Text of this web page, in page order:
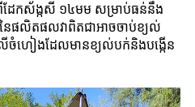
ដែកស័ង្កសី ១៤មម សម្រាប់ធន់នឹង
ៃផលិតផលវាពិតជាអាចចាប់ខ្យល់
ើចំហៀងដែលមានខ្យល់បក់និងបង្កើន